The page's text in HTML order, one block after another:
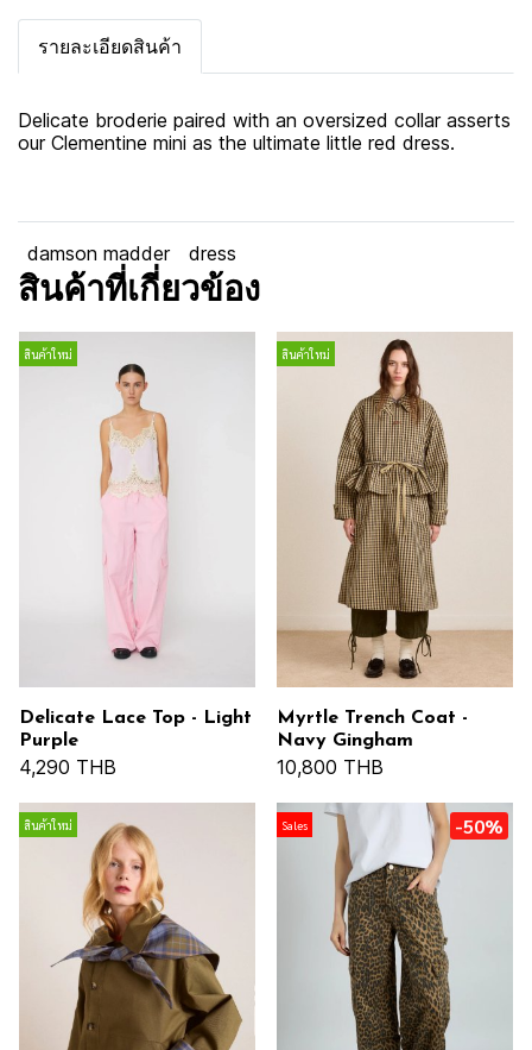
รายละเอียดสินค้า
Delicate broderie paired with an oversized collar asserts
our Clementine mini as the ultimate little red dress.
damson madder dress
สินค้าที่เกี่ยวข้อง
สินค้าใหม่
Delicate Lace Top - Light
Purple
4,290 THB
สินค้าใหม่
Myrtle Trench Coat -
Navy Gingham
10,800 THB
สินค้าใหม่ Sales -50%